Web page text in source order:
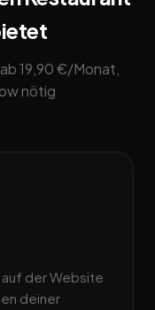
19,90 €/Monat,
nötig
der Website
deiner